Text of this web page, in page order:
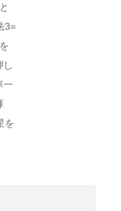
3=
し
一
を